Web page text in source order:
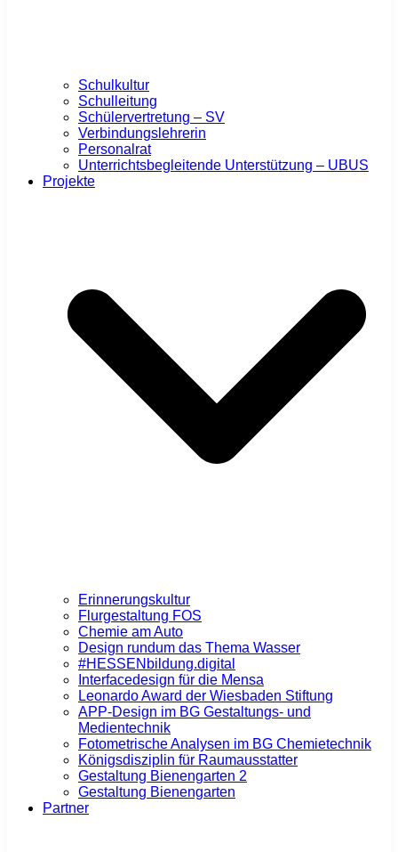
Schulkultur
Schulleitung
Schülervertretung – SV
Verbindungslehrerin
Personalrat
Unterrichtsbegleitende Unterstützung – UBUS
Projekte
Erinnerungskultur
Flurgestaltung FOS
Chemie am Auto
Design rundum das Thema Wasser
#HESSENbildung.digital
Interfacedesign für die Mensa
Leonardo Award der Wiesbaden Stiftung
APP-Design im BG Gestaltungs- und
Medientechnik
Fotometrische Analysen im BG Chemietechnik
Königsdisziplin für Raumausstatter
Gestaltung Bienengarten 2
Gestaltung Bienengarten
Partner